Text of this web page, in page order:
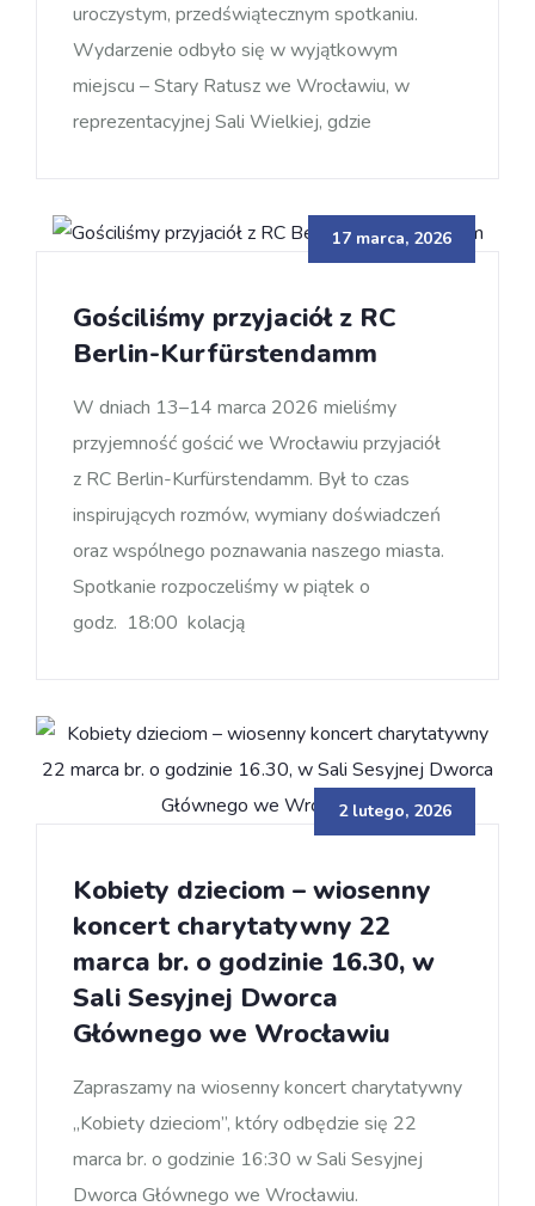
uroczystym, przedświątecznym spotkaniu.
Wydarzenie odbyło się w wyjątkowym
miejscu – Stary Ratusz we Wrocławiu, w
reprezentacyjnej Sali Wielkiej, gdzie
17 marca, 2026
Gościliśmy przyjaciół z RC
Berlin-Kurfürstendamm
W dniach 13–14 marca 2026 mieliśmy
przyjemność gościć we Wrocławiu przyjaciół
z RC Berlin-Kurfürstendamm. Był to czas
inspirujących rozmów, wymiany doświadczeń
oraz wspólnego poznawania naszego miasta.
Spotkanie rozpoczeliśmy w piątek o
godz. 18:00 kolacją
2 lutego, 2026
Kobiety dzieciom – wiosenny
koncert charytatywny 22
marca br. o godzinie 16.30, w
Sali Sesyjnej Dworca
Głównego we Wrocławiu
Zapraszamy na wiosenny koncert charytatywny
„Kobiety dzieciom”, który odbędzie się 22
marca br. o godzinie 16:30 w Sali Sesyjnej
Dworca Głównego we Wrocławiu.